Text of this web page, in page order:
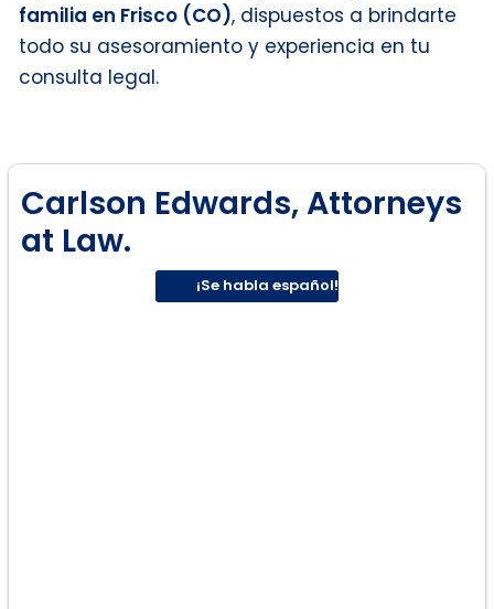
familia en Frisco (CO), dispuestos a brindarte
todo su asesoramiento y experiencia en tu
consulta legal.
Carlson Edwards, Attorneys
at Law.
¡Se habla español!